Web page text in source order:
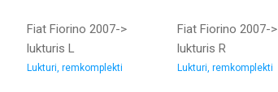
Fiat Fiorino 2007->
lukturis L
remkomplekts
Lukturi, remkomplekti
Fiat Fiorino 2007->
lukturis R
remkomplekts
Lukturi, remkomplekti